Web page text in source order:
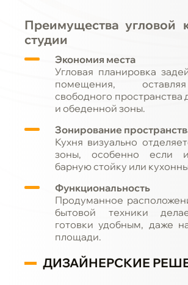
Преимущества угловой
студии
Экономия места
Угловая планировка
помещения,
свободного пространства
и обеденной зоны.
Зонирование
Кухня визуально
зоны, особенно если
барную стойку или
Функциональность
Продуманное
бытовой техники
готовки удобным, даже
площади.
ДИЗАЙНЕРСКИЕ